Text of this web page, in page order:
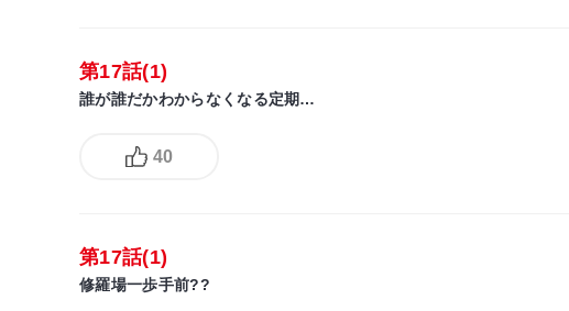
第17話(1)
誰が誰だかわからなくなる定期…
40
第17話(1)
修羅場一歩手前??